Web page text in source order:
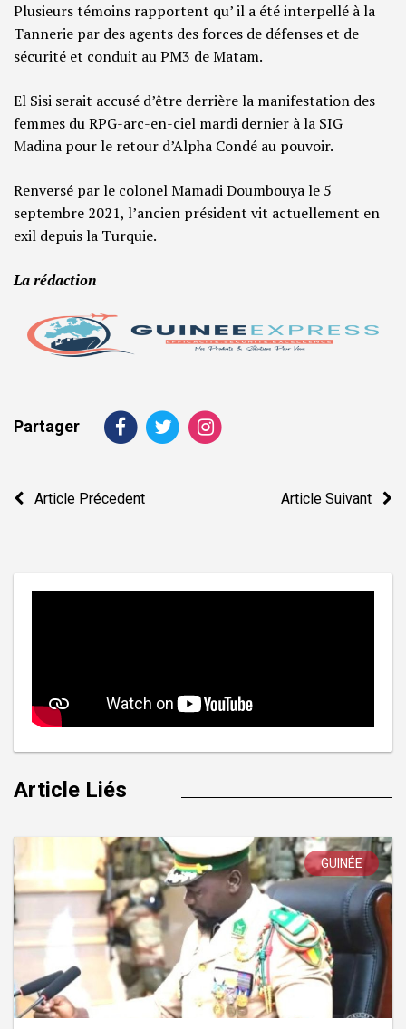
Plusieurs témoins rapportent qu’ il a été interpellé à la
Tannerie par des agents des forces de défenses et de
sécurité et conduit au PM3 de Matam.
El Sisi serait accusé d’être derrière la manifestation des
femmes du RPG-arc-en-ciel mardi dernier à la SIG
Madina pour le retour d’Alpha Condé au pouvoir.
Renversé par le colonel Mamadi Doumbouya le 5
septembre 2021, l’ancien président vit actuellement en
exil depuis la Turquie.
La rédaction
Partager
Navigation
Article Précedent Article Suivant
Article Liés
GUINÉE